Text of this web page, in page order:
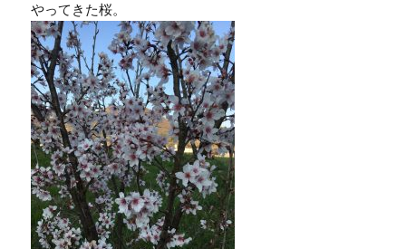
やってきた桜。